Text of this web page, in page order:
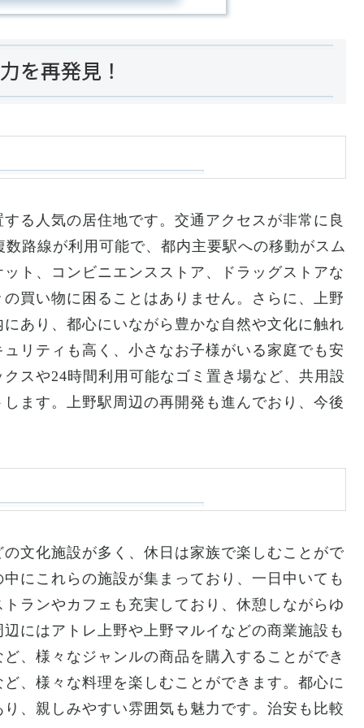
を再発見！
る人気の居住地です。交通アクセスが非常に良
路線が利用可能で、都内主要駅への移動がスム
ト、コンビニエンスストア、ドラッグストアな
買い物に困ることはありません。さらに、上野
あり、都心にいながら豊かな自然や文化に触れ
リティも高く、小さなお子様がいる家庭でも安
スや24時間利用可能なゴミ置き場など、共用設
ます。上野駅周辺の再開発も進んでおり、今後
文化施設が多く、休日は家族で楽しむことがで
にこれらの施設が集まっており、一日中いても
ランやカフェも充実しており、休憩しながらゆ
にはアトレ上野や上野マルイなどの商業施設も
、様々なジャンルの商品を購入することができ
、様々な料理を楽しむことができます。都心に
、親しみやすい雰囲気も魅力です。治安も比較